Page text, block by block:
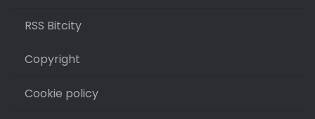
RSS Bitcity
Copyright
Cookie policy